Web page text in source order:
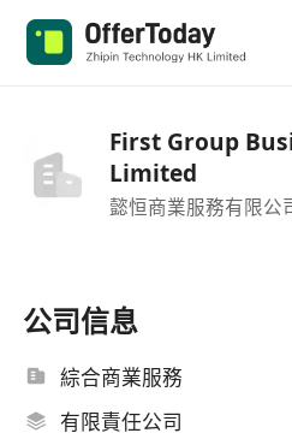
First Group
Limited
懿恒商業服務有限公
公司信息
綜合商業服務
有限責任公司